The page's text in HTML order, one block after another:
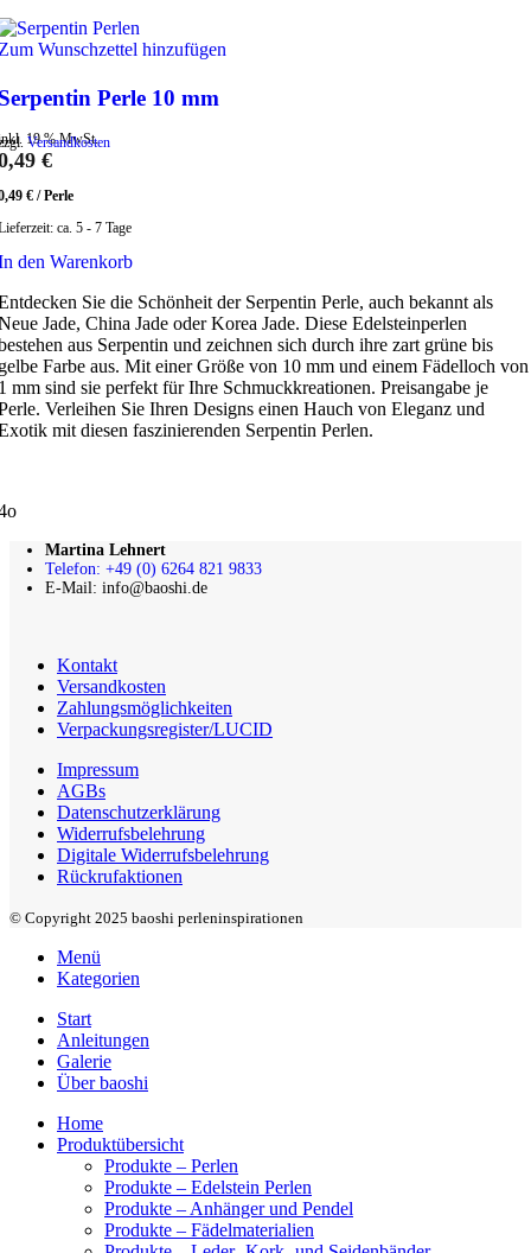
Wunschzettel hinzufügen
Perle 10 mm
19 % MwSt.
Versandkosten
€
€ /Perle
ca. 5 - 7 Tage
den Warenkorb
Sie die Schönheit der Serpentin Perle, auch bekannt als
Jade, China Jade oder Korea Jade. Diese Edelsteinperlen
aus Serpentin und zeichnen sich durch ihre zart grüne bis
Farbe aus. Mit einer Größe von 10 mm und einem Fädelloch von
mm sind sie perfekt für Ihre Schmuckkreationen. Preisangabe je
Verleihen Sie Ihren Designs einen Hauch von Eleganz und
mit diesen faszinierenden Serpentin Perlen.
Martina Lehnert
Telefon: +49 (0) 6264 821 9833
E-Mail: info@baoshi.de
Kontakt
Versandkosten
Zahlungsmöglichkeiten
Verpackungsregister/LUCID
Impressum
AGBs
Datenschutzerklärung
Widerrufsbelehrung
Digitale Widerrufsbelehrung
Rückrufaktionen
© Copyright 2025 baoshi perleninspirationen
Menü
Kategorien
Start
Anleitungen
Galerie
Über baoshi
Home
Produktübersicht
Produkte – Perlen
Produkte – Edelstein Perlen
Produkte – Anhänger und Pendel
Produkte – Fädelmaterialien